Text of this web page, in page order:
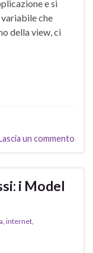
e si
variabile che
della view, ci
un commento
i Model
internet